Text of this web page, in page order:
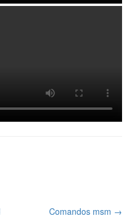
Comandos msm →